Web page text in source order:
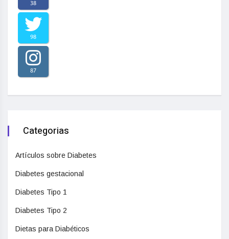
38
98
87
Categorias
Artículos sobre Diabetes
Diabetes gestacional
Diabetes Tipo 1
Diabetes Tipo 2
Dietas para Diabéticos